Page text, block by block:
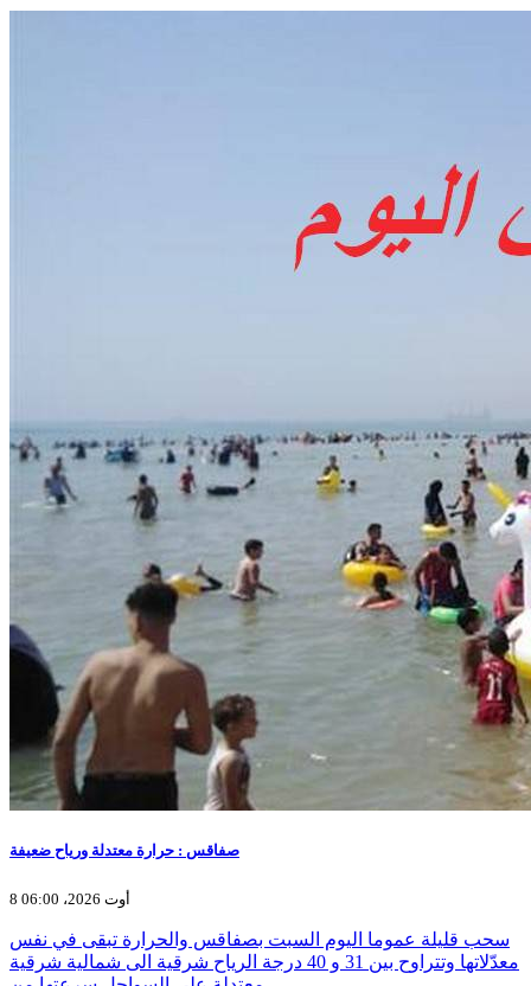
صفاقس : حرارة معتدلة ورياح ضعيفة
8 أوت 2026، 06:00
سحب قليلة عموما اليوم السبت بصفاقس والحرارة تبقى في نفس
معدّلاتها وتتراوح بين 31 و 40 درجة الرياح شرقية الى شمالية شرقية